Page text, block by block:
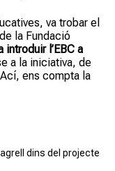
va trobar el
la Fundació
l’EBC a
a la iniciativa, de
ens compta la
dins del projecte